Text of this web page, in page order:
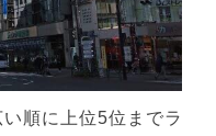
順に上位5位までラ